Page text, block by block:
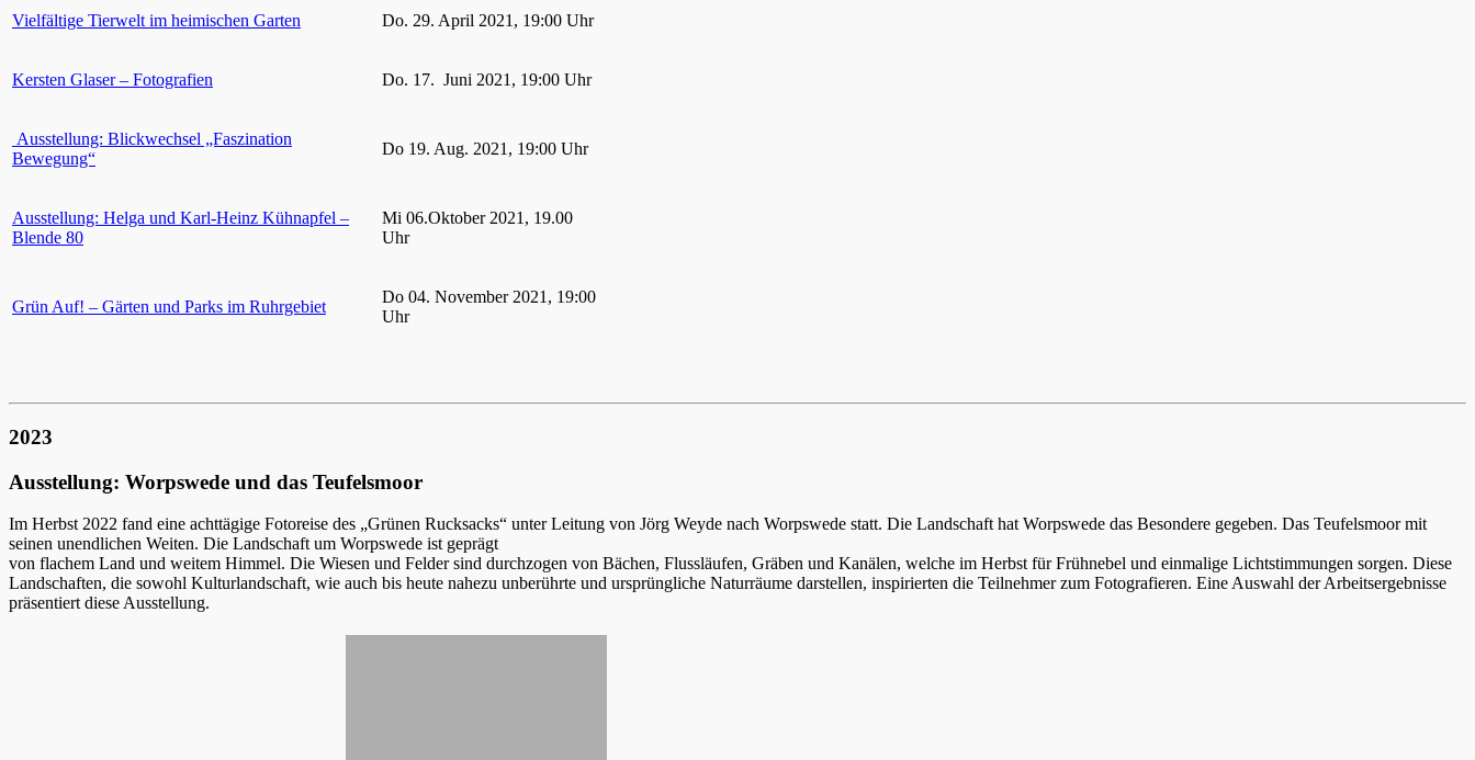
Vielfältige Tierwelt im heimischen Garten Do. 29. April 2021, 19:00 Uhr
Kersten Glaser – Fotografien Do. 17. Juni 2021, 19:00 Uhr
Ausstellung: Blickwechsel „Faszination
Bewegung“
Do 19. Aug. 2021, 19:00 Uhr
Ausstellung: Helga und Karl-Heinz Kühnapfel –
Blende 80
Mi 06.Oktober 2021, 19.00
Uhr
Grün Auf! – Gärten und Parks im Ruhrgebiet
Do 04. November 2021, 19:00
Uhr
2023
Ausstellung: Worpswede und das Teufelsmoor
Im Herbst 2022 fand eine achttägige Fotoreise des „Grünen Rucksacks“ unter Leitung von Jörg Weyde nach Worpswede statt. Die Landschaft hat Worpswede das Besondere gegeben. Das Teufelsmoor mit
seinen unendlichen Weiten. Die Landschaft um Worpswede ist geprägt
von flachem Land und weitem Himmel. Die Wiesen und Felder sind durchzogen von Bächen, Flussläufen, Gräben und Kanälen, welche im Herbst für Frühnebel und einmalige Lichtstimmungen sorgen. Diese
Landschaften, die sowohl Kulturlandschaft, wie auch bis heute nahezu unberührte und ursprüngliche Naturräume darstellen, inspirierten die Teilnehmer zum Fotografieren. Eine Auswahl der Arbeitsergebnisse
präsentiert diese Ausstellung.